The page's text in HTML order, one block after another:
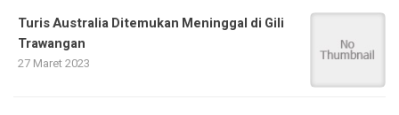
Turis Australia Ditemukan Meninggal di Gili
Trawangan
27 Maret 2023